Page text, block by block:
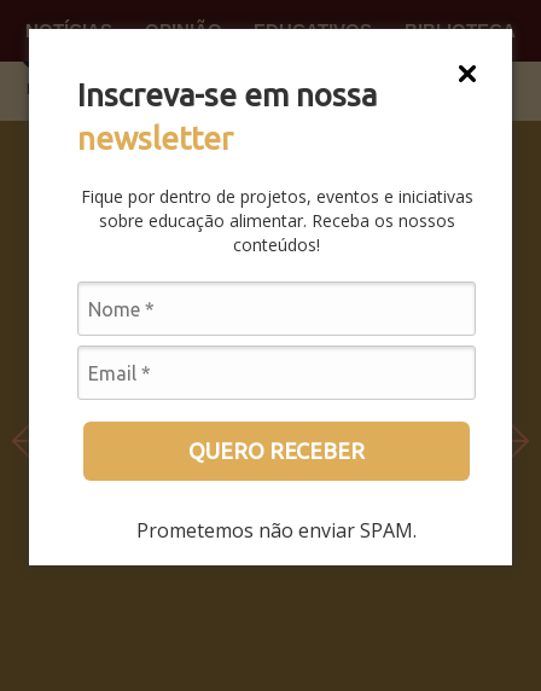
Inscreva-se em nossa
newsletter
Fique por dentro de projetos, eventos e iniciativas
sobre educação alimentar. Receba os nossos
conteúdos!
QUERO RECEBER
Prometemos não enviar SPAM.
NOTÍCIAS OPINIÃO EDUCATIVOS BIBLIOTECA
SABERES
DA BOCA
PRA BOCA:
COMO FOI
SEMINÁRIO
LEIA MAIS